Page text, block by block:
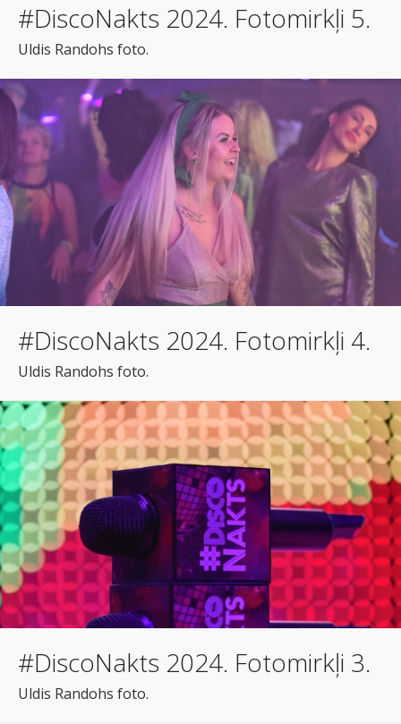
#DiscoNakts 2024. Fotomirkļi 5.
Uldis Randohs foto.
#DiscoNakts 2024. Fotomirkļi 4.
Uldis Randohs foto.
#DiscoNakts 2024. Fotomirkļi 3.
Uldis Randohs foto.